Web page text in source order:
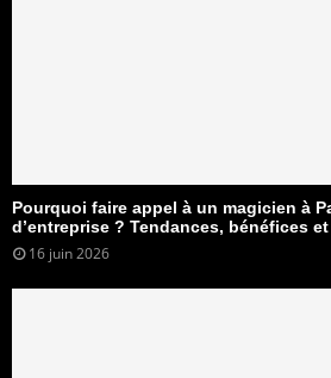
Pourquoi faire appel à un magicien à
d’entreprise ? Tendances, bénéfices
16 juin 2026